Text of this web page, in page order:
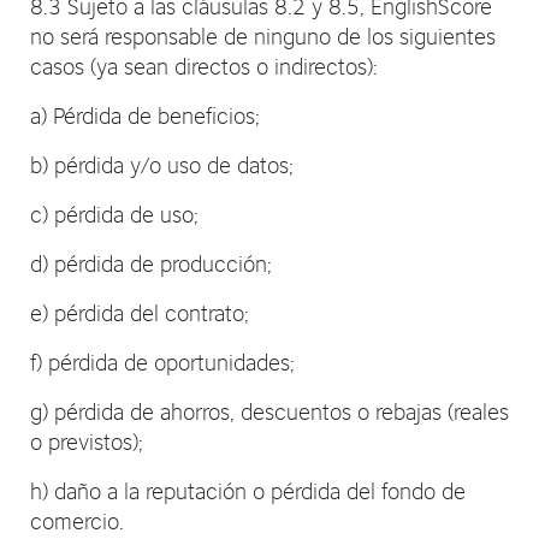
no será responsable de ninguno de los siguientes
casos (ya sean directos o indirectos):
a) Pérdida de beneficios;
b) pérdida y/o uso de datos;
c) pérdida de uso;
d) pérdida de producción;
e) pérdida del contrato;
f) pérdida de oportunidades;
g) pérdida de ahorros, descuentos o rebajas (reales
o previstos);
h) daño a la reputación o pérdida del fondo de
comercio.